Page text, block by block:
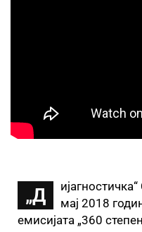
„Д
мај 2018
емисијата „360